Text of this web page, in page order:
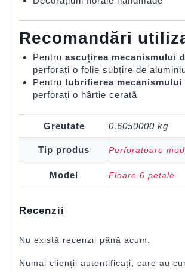
Recomandări
Pentru ascuțirea mecanismului
perforați o folie subțire de
Pentru lubrifierea mecanismului
perforați o hârtie cerată
Greutate 0,6050000 kg
Tip produs Perforatoare
Model Floare 6 petale
Recenzii
Nu există recenzii până acum.
Numai clienții autentificați, care au